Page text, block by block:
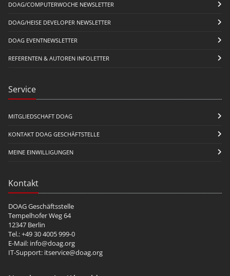
DOAG/COMPUTERWOCHE NEWSLETTER
DOAG/HEISE DEVELOPER NEWSLETTER
DOAG EVENTNEWSLETTER
REFERENTEN & AUTOREN INFOLETTER
Service
MITGLIEDSCHAFT DOAG
KONTAKT DOAG GESCHÄFTSTELLE
MEINE EINWILLIGUNGEN
Kontakt
DOAG Geschäftsstelle
Tempelhofer Weg 64
12347 Berlin
Tel.: +49 30 4005 999-0
E-Mail: info@doag.org
IT-Support: itservice@doag.org